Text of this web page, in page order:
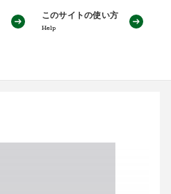
このサイトの使い方
Help